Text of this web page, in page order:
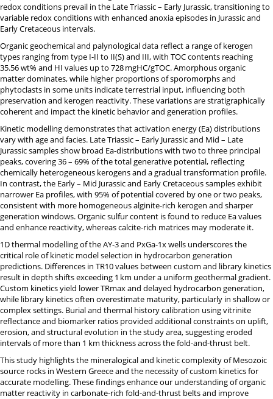
redox conditions prevail in the Late Triassic – Early Jurassic, transitioning to
variable redox conditions with enhanced anoxia episodes in Jurassic and
Early Cretaceous intervals.
Organic geochemical and palynological data reflect a range of kerogen
types ranging from type I-II to II(S) and III, with TOC contents reaching
35.56 wt% and HI values up to 728mgHC/gTOC. Amorphous organic
matter dominates, while higher proportions of sporomorphs and
phytoclasts in some units indicate terrestrial input, influencing both
preservation and kerogen reactivity. These variations are stratigraphically
coherent and impact the kinetic behavior and generation profiles.
Kinetic modelling demonstrates that activation energy (Ea) distributions
vary with age and facies. Late Triassic – Early Jurassic and Mid – Late
Jurassic samples show broad Ea-distributions with two to three principal
peaks, covering 36 – 69% of the total generative potential, reflecting
chemically heterogeneous kerogens and a gradual transformation profile.
In contrast, the Early – Mid Jurassic and Early Cretaceous samples exhibit
narrower Ea profiles, with 95% of potential covered by one or two peaks,
consistent with more homogeneous alginite-rich kerogen and sharper
generation windows. Organic sulfur content is found to reduce Ea values
and enhance reactivity, whereas calcite-rich matrices may moderate it.
1D thermal modelling of the AY-3 and PxGa-1x wells underscores the
critical role of kinetic model selection in hydrocarbon generation
predictions. Differences in TR10 values between custom and library kinetics
result in depth shifts exceeding 1 km under a uniform geothermal gradient.
Custom kinetics yield lower TRmax and delayed hydrocarbon generation,
while library kinetics often overestimate maturity, particularly in shallow or
complex settings. Burial and thermal history calibration using vitrinite
reflectance and biomarker ratios provided additional constraints on uplift,
erosion, and structural evolution in the study area, suggesting eroded
intervals of more than 1 km thickness across the fold-and-thrust belt.
This study highlights the mineralogical and kinetic complexity of Mesozoic
source rocks in Western Greece and the necessity of custom kinetics for
accurate modelling. These findings enhance our understanding of organic
matter reactivity in carbonate-rich fold-and-thrust belts and improve